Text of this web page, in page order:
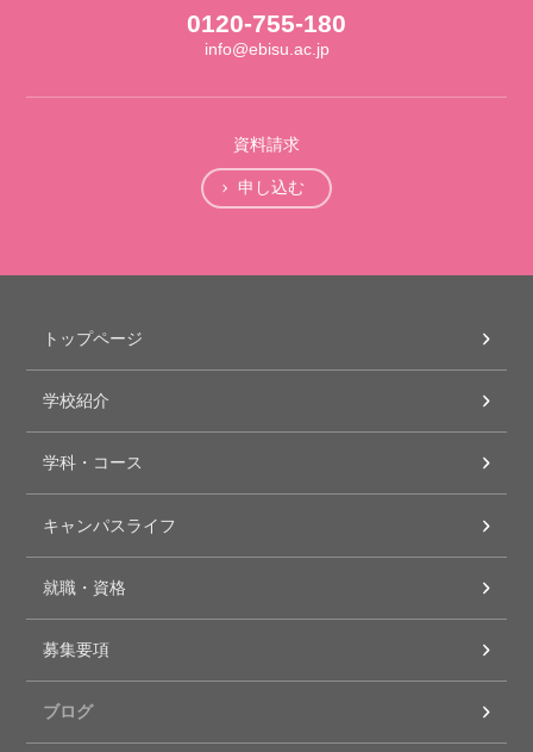
0120-755-180
info@ebisu.ac.jp
資料請求
申し込む
トップページ
学校紹介
学科・コース
キャンパスライフ
就職・資格
募集要項
ブログ